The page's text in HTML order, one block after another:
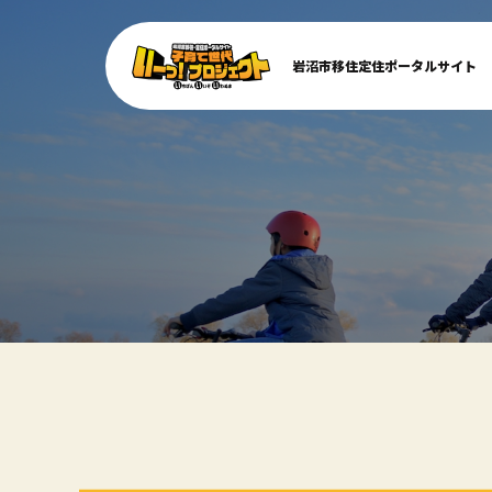
岩沼市移住定住ポータルサイト